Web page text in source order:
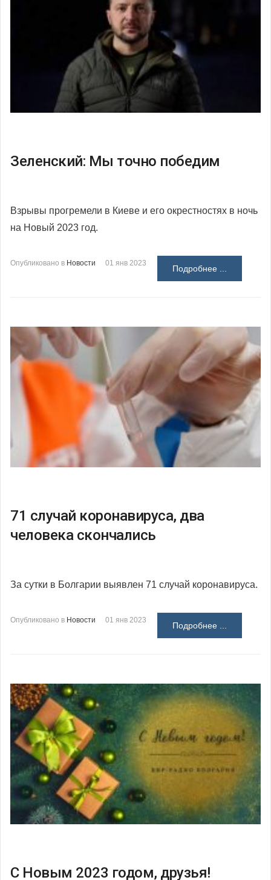
Зеленский: Мы точно победим
Взрывы прогремели в Киеве и его окрестностях в ночь
на Новый 2023 год.
Опубликовано в Новости 01 янв 2023
Подробнее ...
71 случай коронавируса, два
человека скончались
За сутки в Болгарии выявлен 71 случай коронавируса.
Опубликовано в Новости 01 янв 2023
Подробнее ...
С Новым 2023 годом, друзья!